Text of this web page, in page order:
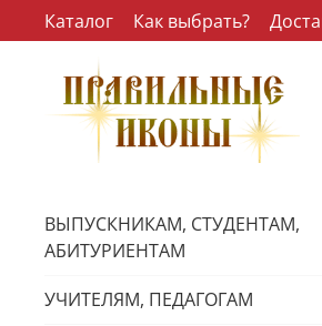
Каталог Как выбрать?
ВЫПУСКНИКАМ, СТУДЕНТАМ,
АБИТУРИЕНТАМ
УЧИТЕЛЯМ, ПЕДАГОГАМ